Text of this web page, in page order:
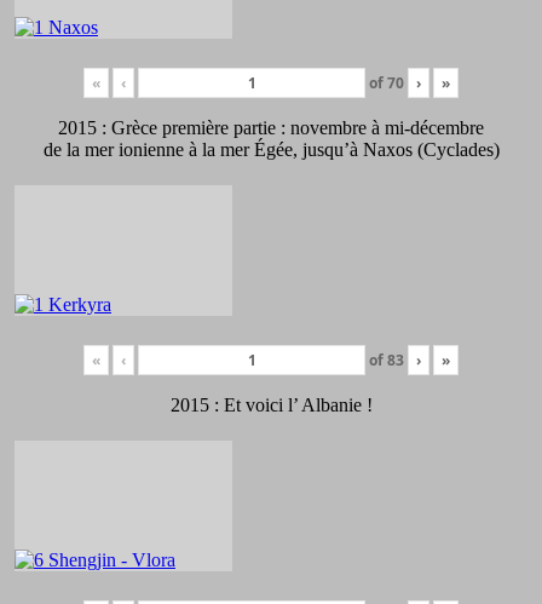
« ‹ of70 › »
2015 : Grèce première partie : novembre à mi-décembre
de la mer ionienne à la mer Égée, jusqu’à Naxos (Cyclades)
« ‹ of83 › »
2015 : Et voici l’ Albanie !